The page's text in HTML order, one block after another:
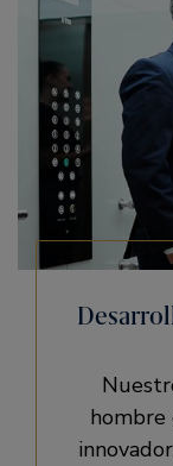
hombre